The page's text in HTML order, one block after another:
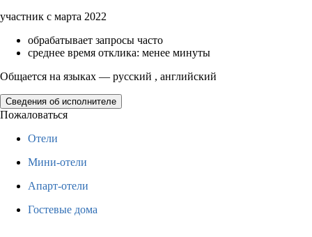
участник с марта 2022
обрабатывает запросы часто
среднее время отклика: менее минуты
Общается на языках — русский , английский
Сведения об исполнителе
Пожаловаться
Отели
Мини-отели
Апарт-отели
Гостевые дома